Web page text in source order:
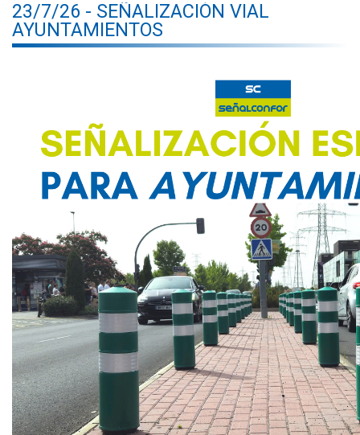
23/7/26 - SEÑALIZACIÓN VIAL
AYUNTAMIENTOS